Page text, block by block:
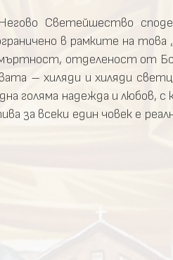
Светейшество
в рамките на
отделеност от
– хиляди и хиляди
голяма надежда и любов, с
за всеки един човек е